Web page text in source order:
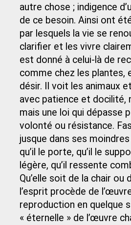
autre chose ; indigence
de ce besoin. Ainsi ont
par lesquels la vie se
clarifier et les vivre
est donné à celui-là de
comme chez les plantes,
désir. Il voit les animaux
avec patience et docilité,
mais une loi qui dépasse
volonté ou résistance.
jusque dans ses
qu’il le porte, qu’il le
légère, qu’il ressente
Qu’elle soit de la chair ou
l’esprit procède de
reproduction en quelque
« éternelle » de l’œuvre